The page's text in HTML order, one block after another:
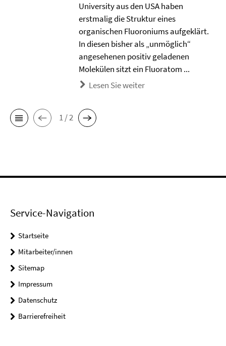
University aus den USA haben
erstmalig die Struktur eines
organischen Fluoroniums aufgeklärt.
In diesen bisher als „unmöglich“
angesehenen positiv geladenen
Molekülen sitzt ein Fluoratom ...
Lesen Sie weiter
1 / 2
Service-Navigation
Startseite
Mitarbeiter/innen
Sitemap
Impressum
Datenschutz
Barrierefreiheit